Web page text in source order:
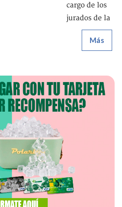
cargo de los
jurados de la
Más